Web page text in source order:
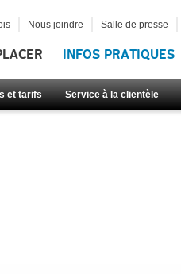
INFOS PRATIQUES
et tarifs Service à la clientèle
Nous joindre Salle de presse